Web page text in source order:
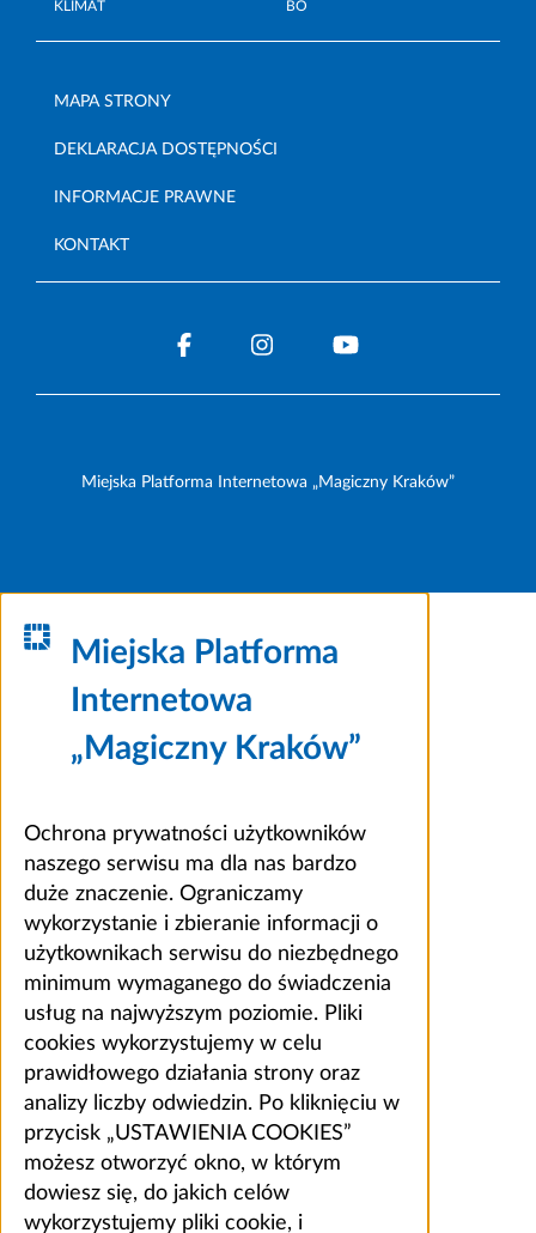
KLIMAT BO
MAPA STRONY
DEKLARACJA DOSTĘPNOŚCI
INFORMACJE PRAWNE
KONTAKT
Miejska Platforma Internetowa „Magiczny Kraków”
Miejska Platforma
Internetowa
„Magiczny Kraków”
Ochrona prywatności użytkowników
naszego serwisu ma dla nas bardzo
duże znaczenie. Ograniczamy
wykorzystanie i zbieranie informacji o
użytkownikach serwisu do niezbędnego
minimum wymaganego do świadczenia
usług na najwyższym poziomie. Pliki
cookies wykorzystujemy w celu
prawidłowego działania strony oraz
analizy liczby odwiedzin. Po kliknięciu w
przycisk „USTAWIENIA COOKIES”
możesz otworzyć okno, w którym
dowiesz się, do jakich celów
wykorzystujemy pliki cookie, i